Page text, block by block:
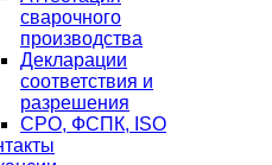
сварочного
производства
Декларации
соответствия и
разрешения
СРО, ФСПК, ISO